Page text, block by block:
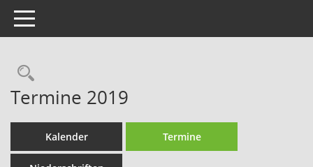
Toggle navigation
Rechercheauswahl
Termine 2019
Kalender Termine